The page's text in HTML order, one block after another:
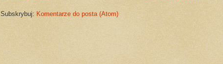
Subskrybuj: Komentarze do posta (Atom)